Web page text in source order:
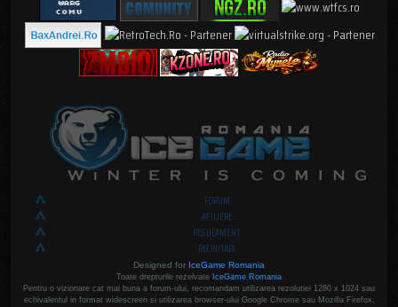
FORUM
AFILIERE
REGULAMENT
RECRUTARI
Designed for IceGame Romania
Toate drepturile rezelvate IceGame Romania
Pentru o vizionare cat mai buna a forum-ului, recomandam utilizarea rezolutiei 1280 x 1024 sau
echivalentul in format widescreen si utilizarea browser-ului Google Chrome sau Mozilla Firefox.